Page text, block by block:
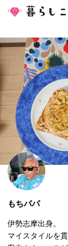
もちパパ
伊勢志摩出身。
マイスタイルを